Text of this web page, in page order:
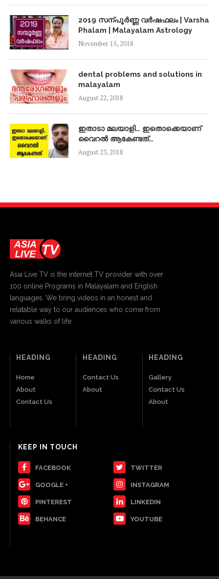
2019 സന്പൂർണ്ണ വർഷഫലം | Varsha
Phalam | Malayalam Astrology
November 15, 2018
dental problems and solutions in
malayalam
August 22, 2018
ഇതാടാ മലയാളി… ഇതൊക്കെയാണ്
വൈറൽ ആകേണ്ടത്…
August 23, 2018
Asia Live TV is the internet TV provider with over
100 online Programs in Malayalam and English
languages. We bring videos in an honest and
relatable way to our audiences who come from
various walks of life.
HEADING
Home
About
Contact Us
HEADING
Contact Us
About
HEADING
Gallery
Contact Us
About
KEEP IN TOUCH
FACEBOOK TWITTER
GOOGLE + INSTAGRAM
PINTEREST LINKEDIN
BEHANCE YOUTUBE